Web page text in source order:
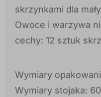
skrzynkami dla
Owoce i warzywa
cechy: 12 sztuk
Wymiary
Wymiary stojaka: